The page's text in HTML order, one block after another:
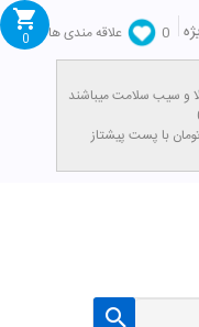
0
علاقه مندی ها
0